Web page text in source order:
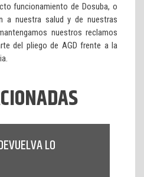
funcionamiento de Dosuba, o
a nuestra salud y de nuestras
nuestros reclamos
del pliego de AGD frente a la
LO